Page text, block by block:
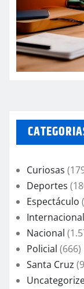
Curiosas
Deportes
Espectáculo
Internacional
Nacional
Policial (666)
Santa Cruz